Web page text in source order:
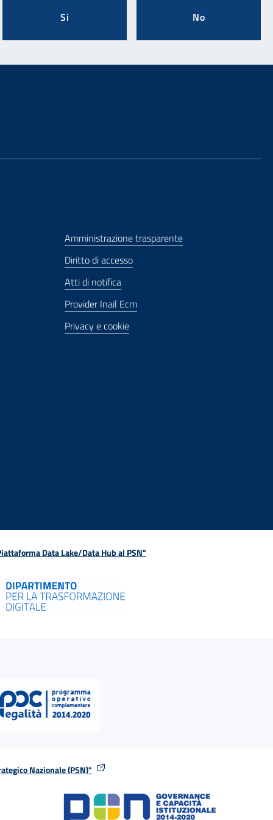
Si No
Amministrazione trasparente
Diritto di accesso
Atti di notifica
Provider Inail Ecm
Privacy e cookie
Data Lake/Data Hub al PSN"
Nazionale (PSN)"